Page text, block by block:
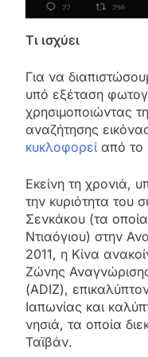
Τι ισχύει
Για να
υπό εξέταση
χρησιμοποιώντας
αναζήτησης
κυκλοφορεί από το
Εκείνη τη χρονιά,
την κυριότητα του
Σενκάκου (τα
Ντιαόγιου) στην
2011, η Κίνα
Ζώνης
(ADIZ),
Ιαπωνίας και
νησιά, τα οποία
Ταϊβάν.